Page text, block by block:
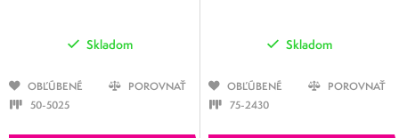
Skladom
OBĽÚBENÉ
POROVNAŤ
50-5025
Skladom
OBĽÚBENÉ
POROVNAŤ
75-2430